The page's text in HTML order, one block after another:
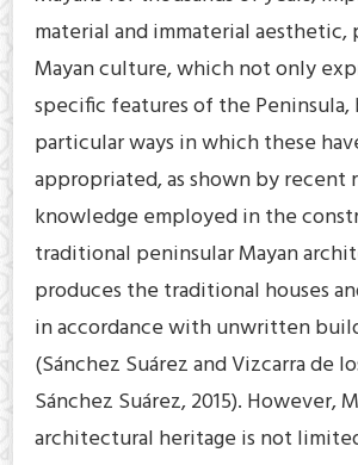
material and immaterial
Mayan culture, which not only
specific features of the
particular ways in which these
appropriated, as shown by recent
knowledge employed in the
traditional peninsular Mayan
produces the traditional houses
in accordance with unwritten
(Sánchez Suárez and Vizcarra de
Sánchez Suárez, 2015). However,
architectural heritage is not